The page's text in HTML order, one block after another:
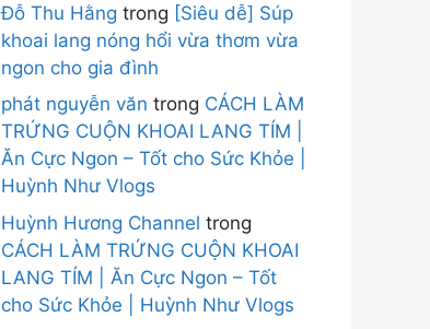
Đỗ Thu Hằng trong [Siêu dễ] Súp
khoai lang nóng hổi vừa thơm vừa
ngon cho gia đình
phát nguyễn văn trong CÁCH LÀM
TRỨNG CUỘN KHOAI LANG TÍM |
Ăn Cực Ngon – Tốt cho Sức Khỏe |
Huỳnh Như Vlogs
Huỳnh Hương Channel trong
CÁCH LÀM TRỨNG CUỘN KHOAI
LANG TÍM | Ăn Cực Ngon – Tốt
cho Sức Khỏe | Huỳnh Như Vlogs